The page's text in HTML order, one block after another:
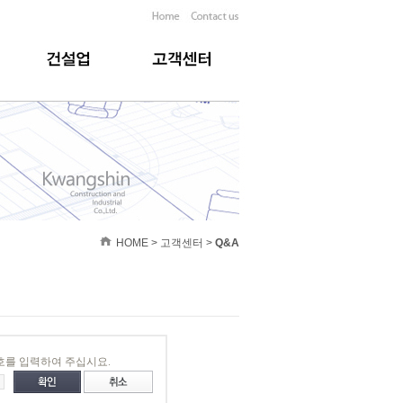
HOME > 고객센터 > Q&A
를 입력하여 주십시요.